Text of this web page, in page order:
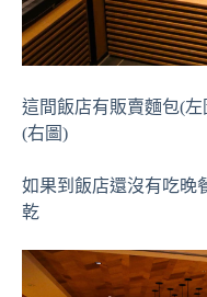
這間飯店有販賣麵包(
(右圖)
如果到飯店還沒有吃晚
乾